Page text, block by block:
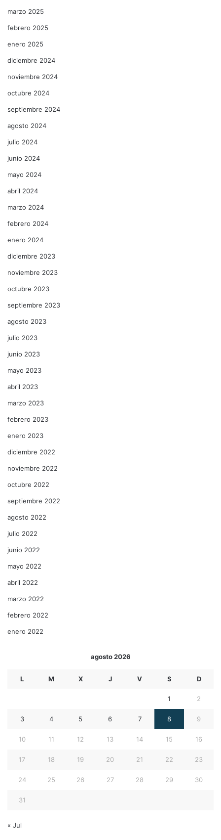
marzo 2025
febrero 2025
enero 2025
diciembre 2024
noviembre 2024
octubre 2024
septiembre 2024
agosto 2024
julio 2024
junio 2024
mayo 2024
abril 2024
marzo 2024
febrero 2024
enero 2024
diciembre 2023
noviembre 2023
octubre 2023
septiembre 2023
agosto 2023
julio 2023
junio 2023
mayo 2023
abril 2023
marzo 2023
febrero 2023
enero 2023
diciembre 2022
noviembre 2022
octubre 2022
septiembre 2022
agosto 2022
julio 2022
junio 2022
mayo 2022
abril 2022
marzo 2022
febrero 2022
enero 2022
agosto 2026
L M X J V S D
1 2
3 4 5 6 7 8 9
10 11 12 13 14 15 16
17 18 19 20 21 22 23
24 25 26 27 28 29 30
31
« Jul